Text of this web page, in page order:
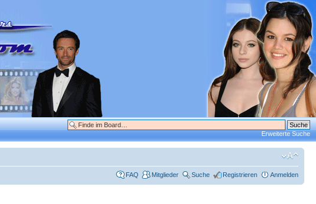
Erweiterte Suche
FAQ Mitglieder Suche Registrieren Anmelden